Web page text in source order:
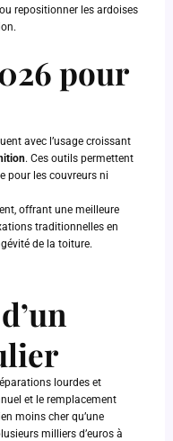
repositionner les ardoises
pour
avec l’usage croissant
. Ces outils permettent
pour les couvreurs ni
offrant une meilleure
traditionnelles en
de la toiture.
lourdes et
et le remplacement
moins cher qu’une
milliers d’euros à